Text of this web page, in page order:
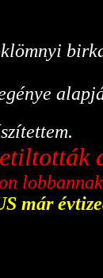
már